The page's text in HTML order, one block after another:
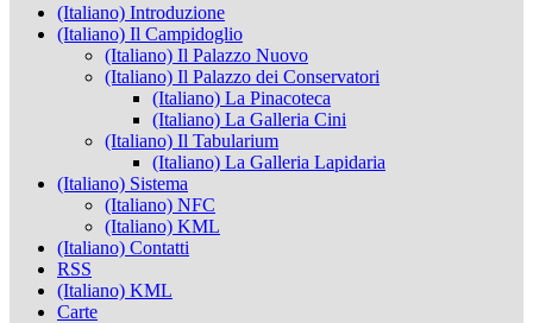
(Italiano) Introduzione
(Italiano) Il Campidoglio
(Italiano) Il Palazzo Nuovo
(Italiano) Il Palazzo dei Conservatori
(Italiano) La Pinacoteca
(Italiano) La Galleria Cini
(Italiano) Il Tabularium
(Italiano) La Galleria Lapidaria
(Italiano) Sistema
(Italiano) NFC
(Italiano) KML
(Italiano) Contatti
RSS
(Italiano) KML
Carte